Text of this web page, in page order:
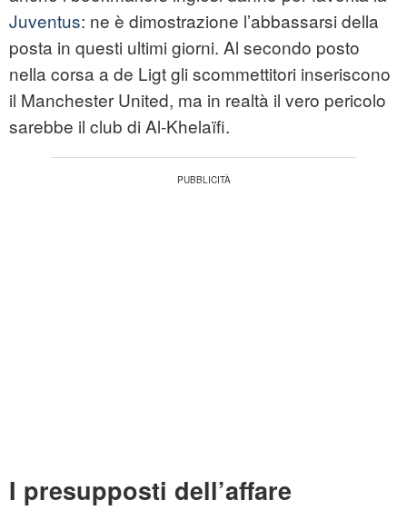
Juventus: ne è dimostrazione l’abbassarsi della
posta in questi ultimi giorni. Al secondo posto
nella corsa a de Ligt gli scommettitori inseriscono
il Manchester United, ma in realtà il vero pericolo
sarebbe il club di Al-Khelaïfi.
I presupposti dell’affare